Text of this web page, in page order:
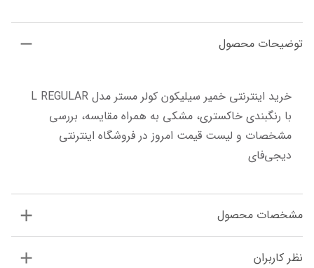
توضیحات محصول
دیجی‌فای
مشخصات محصول
نظر کاربران